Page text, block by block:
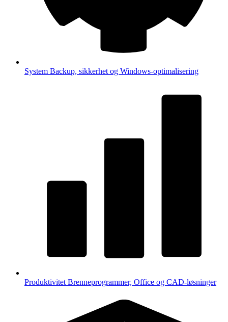
System Backup, sikkerhet og Windows-optimalisering
Produktivitet Brenneprogrammer, Office og CAD-løsninger